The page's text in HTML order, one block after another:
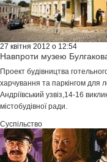
27 квітня 2012 о 12:54
Навпроти музею
Проект будівництва
харчування та паркінгом для
Андріївський узвіз,14-16
містобудівної ради.
Суспільство